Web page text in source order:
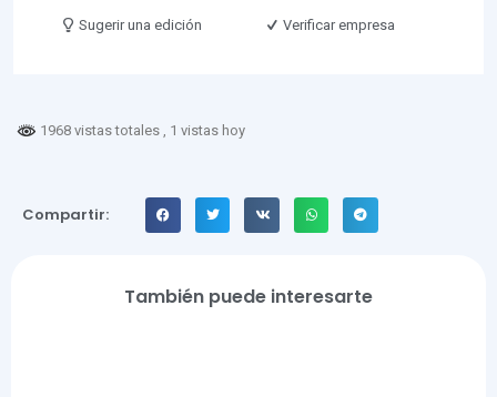
Sugerir una edición Verificar empresa
1968 vistas totales , 1 vistas hoy
Compartir:
También puede interesarte